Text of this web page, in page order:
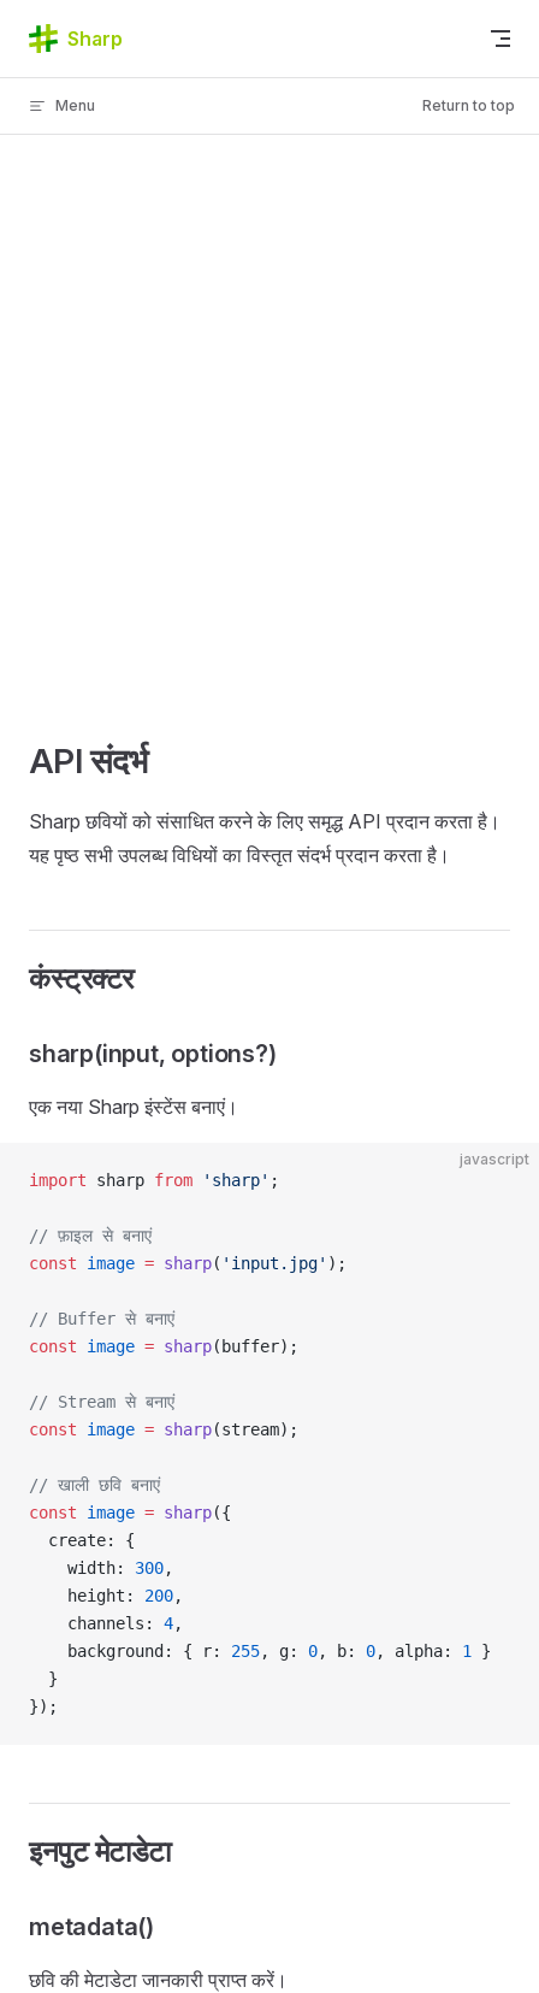
Skip to content
Sharp
Menu Return to top
API संदर्भ
Sharp छवियों को संसाधित करने के लिए समृद्ध API प्रदान करता है।
यह पृष्ठ सभी उपलब्ध विधियों का विस्तृत संदर्भ प्रदान करता है।
कंस्ट्रक्टर
sharp(input, options?)
एक नया Sharp इंस्टेंस बनाएं।
javascript
import sharp from 'sharp' ;
// फ़ाइल से बनाएं
const image = sharp( 'input.jpg' );
// Buffer से बनाएं
const image = sharp(buffer);
// Stream से बनाएं
const image = sharp(stream);
// खाली छवि बनाएं
const image = sharp({
  create: {
    width:
300,
    height:
200,
    channels:
4,
    background: { r:
255, g: 0, b: 0, alpha: 1
}
  }
});
इनपुट मेटाडेटा
metadata()
छवि की मेटाडेटा जानकारी प्राप्त करें।